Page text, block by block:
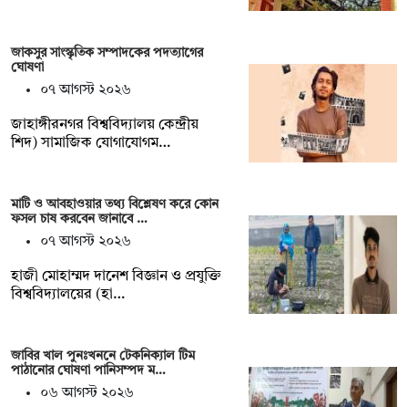
জাকসুর সাংস্কৃতিক সম্পাদকের পদত্যাগের
ঘোষণা
০৭ আগস্ট ২০২৬
‎জাহাঙ্গীরনগর বিশ্ববিদ্যালয় কেন্দ্রীয়
শিদ) সামাজিক যোগাযোগম…
মাটি ও আবহাওয়ার তথ্য বিশ্লেষণ করে কোন
ফসল চাষ করবেন জানাবে …
০৭ আগস্ট ২০২৬
হাজী মোহাম্মদ দানেশ বিজ্ঞান ও প্রযুক্তি
বিশ্ববিদ্যালয়ের (হা…
জাবির খাল পুনঃখননে টেকনিক্যাল টিম
পাঠানোর ঘোষণা পানিসম্পদ ম…
০৬ আগস্ট ২০২৬